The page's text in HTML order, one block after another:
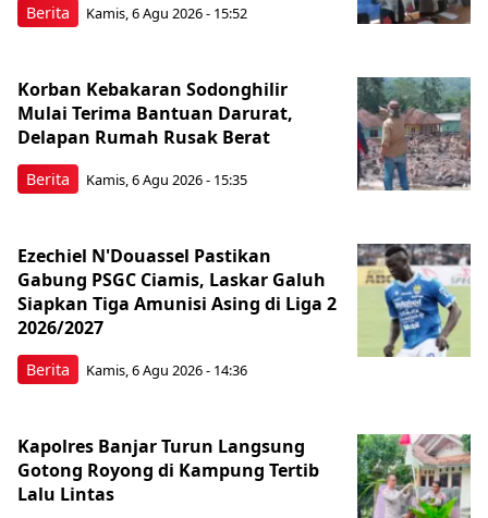
Berita Kamis, 6 Agu 2026 - 15:52
Berita
Korban Kebakaran Sodonghilir
Mulai Terima Bantuan Darurat,
Delapan Rumah Rusak Berat
Kamis, 6 Agu 2026 - 15:35
Berita
Ezechiel N'Douassel Pastikan
Gabung PSGC Ciamis, Laskar Galuh
Siapkan Tiga Amunisi Asing di Liga 2
2026/2027
Kamis, 6 Agu 2026 - 14:36
Kapolres Banjar Turun Langsung
Gotong Royong di Kampung Tertib
Lalu Lintas